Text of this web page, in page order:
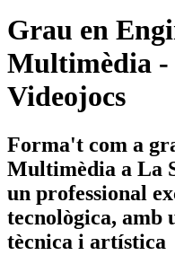
Grau en
Multimèdia -
Videojocs
Forma't com a
Multimèdia a La
un professional
tecnològica, amb
tècnica i artística